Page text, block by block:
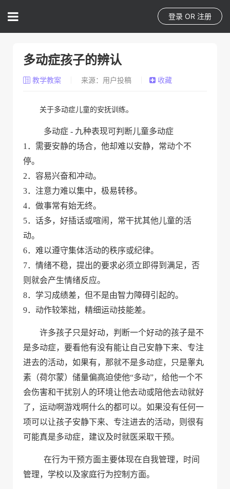
登录 OR 注册
多动症孩子的辨认
教学教案 来源：用户投稿 收藏
关于多动症儿童的安抚训练。
多动症 - 九种表现可判断儿童多动症
1．需要安静的场合，他却难以安静，常动个不
停。
2．容易兴奋和冲动。
3．注意力难以集中，极易转移。
4．做事常有始无终。
5．话多，好插话或喧闹，常干扰其他儿童的活
动。
6．难以遵守集体活动的秩序或纪律。
7．情绪不稳，提出的要求必须立即得到满足，否
则就会产生情绪反应。
8．学习成绩差，但不是由智力障碍引起的。
9．动作较笨拙，精细运动技能差。
许多孩子只是好动， 判断一个好动的孩子是不
是多动症，要看他有没有能让自己安静下来、专注
进去的活动，如果有，那就不是多动症，只是睾丸
素（荷尔蒙）储量偏高迫使他“多动”，给他一个不
会伤害和干扰别人的环境让他去动或陪他去动就好
了，运动啊游戏啊什么的都可以。如果没有任何一
项可以让孩子安静下来、专注进去的活动，则很有
可能真是多动症，建议及时就医采取干预。
在行为干预方面主要体现在自我管理，时间
管理，学校以及家庭行为控制方面。